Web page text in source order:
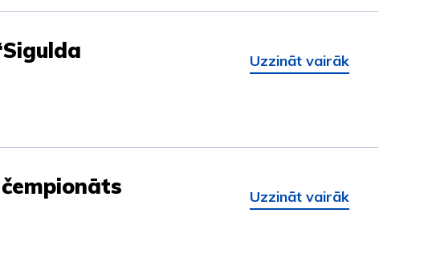
Uzzināt vairāk
Uzzināt vairāk